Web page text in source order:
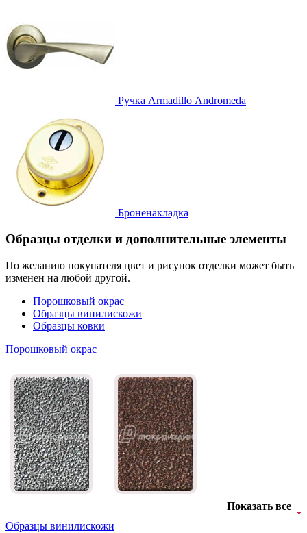
Ручка Armadillo Аndromeda
Броненакладка
Образцы отделки и дополнительные элементы
По желанию покупателя цвет и рисунок отделки может быть
изменен на любой другой.
Порошковый окрас
Образцы винилискожи
Образцы ковки
Порошковый окрас
Показать все
Образцы винилискожи